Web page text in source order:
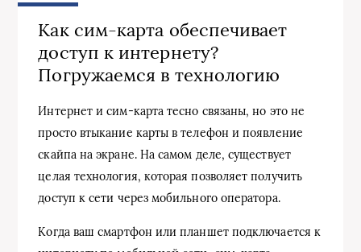
Как сим-карта обеспечивает
доступ к интернету?
Погружаемся в технологию
Интернет и сим-карта тесно связаны, но это не
просто втыкание карты в телефон и появление
скайпа на экране. На самом деле, существует
целая технология, которая позволяет получить
доступ к сети через мобильного оператора.
Когда ваш смартфон или планшет подключается к